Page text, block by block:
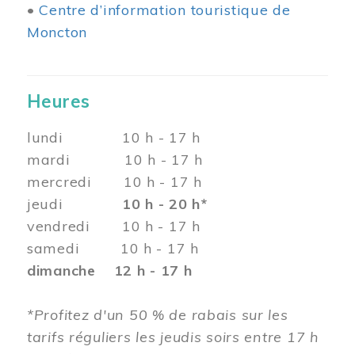
•Centre d’information touristique de
Moncton
Heures
lundi 10 h - 17 h
mardi 10 h - 17 h
mercredi 10 h - 17 h
jeudi 10 h - 20 h*
vendredi 10 h - 17 h
samedi 10 h - 17 h
dimanche 12 h - 17 h
*Profitez d'un 50 % de rabais sur les
tarifs réguliers les jeudis soirs entre 17 h